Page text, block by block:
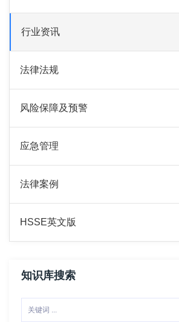
行业资讯
法律法规
风险保障及预警
应急管理
法律案例
HSSE英文版
知识库搜索